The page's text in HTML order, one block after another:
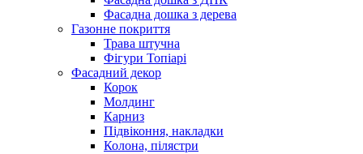
Фасадна дошка з дерева
Газонне покриття
Трава штучна
Фігури Топіарі
Фасадний декор
Корок
Молдинг
Карниз
Підвіконня, накладки
Колона, пілястри